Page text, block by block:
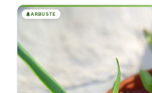
🌲ARBUSTE